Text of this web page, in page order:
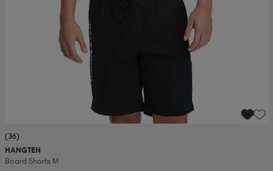
(36)
HANGTEN
Board Shorts M